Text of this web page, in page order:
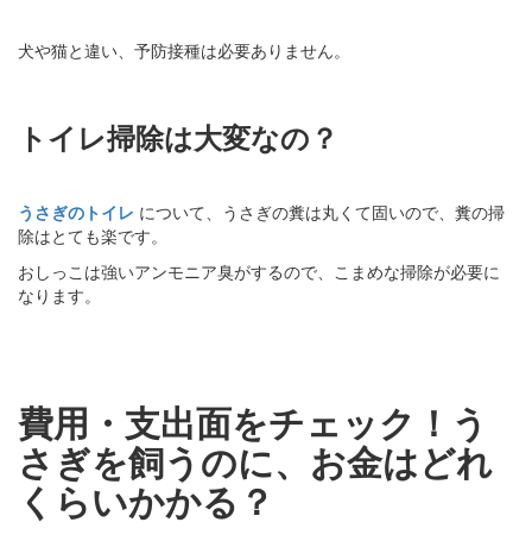
犬や猫と違い、予防接種は必要ありません。
トイレ掃除は大変なの？
うさぎのトイレ について、うさぎの糞は丸くて固いので、糞の掃
除はとても楽です。
おしっこは強いアンモニア臭がするので、こまめな掃除が必要に
なります。
費用・支出面をチェック！う
さぎを飼うのに、お金はどれ
くらいかかる？